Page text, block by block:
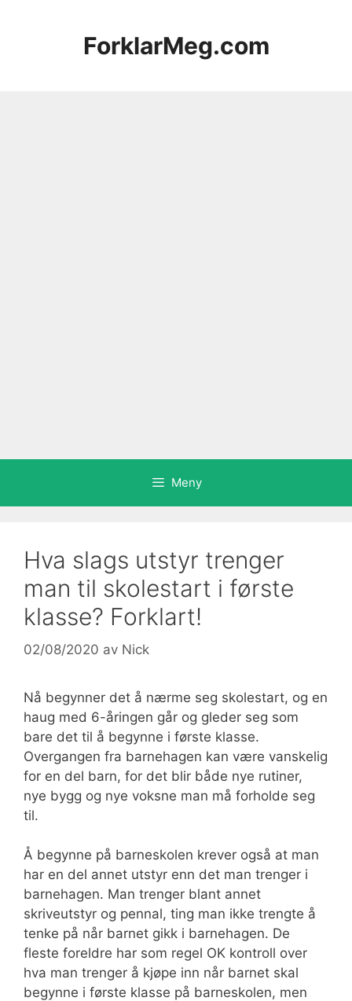
ForklarMeg.com
Meny
Hva slags utstyr trenger
man til skolestart i første
klasse? Forklart!
02/08/2020 av Nick
Nå begynner det å nærme seg skolestart, og en
haug med 6-åringen går og gleder seg som
bare det til å begynne i første klasse.
Overgangen fra barnehagen kan være vanskelig
for en del barn, for det blir både nye rutiner,
nye bygg og nye voksne man må forholde seg
til.
Å begynne på barneskolen krever også at man
har en del annet utstyr enn det man trenger i
barnehagen. Man trenger blant annet
skriveutstyr og pennal, ting man ikke trengte å
tenke på når barnet gikk i barnehagen. De
fleste foreldre har som regel OK kontroll over
hva man trenger å kjøpe inn når barnet skal
begynne i første klasse på barneskolen, men